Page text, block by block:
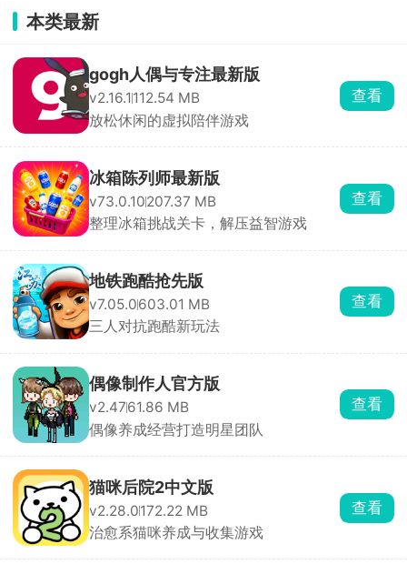
本类最新
gogh人偶与专注最新版
v2.16.1 112.54 MB
放松休闲的虚拟陪伴游戏
查看
冰箱陈列师最新版
v73.0.10207.37 MB
整理冰箱挑战关卡，解压益智游戏
查看
地铁跑酷抢先版
v7.05.0603.01 MB
三人对抗跑酷新玩法
查看
偶像制作人官方版
v2.4761.86 MB
偶像养成经营打造明星团队
查看
猫咪后院2中文版
v2.28.0172.22 MB
治愈系猫咪养成与收集游戏
查看